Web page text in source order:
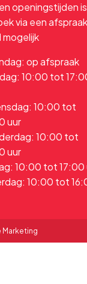
openingstijden is
via een afspraak
mogelijk
op afspraak
10:00 tot
10:00 tot
uur
10:00 tot
uur
10:00 tot 17:00
10:00 tot
Marketing